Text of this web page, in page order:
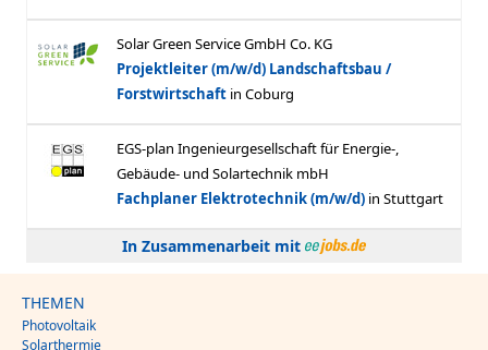
In Zusammenarbeit mit
THEMEN
Photovoltaik
Solarthermie